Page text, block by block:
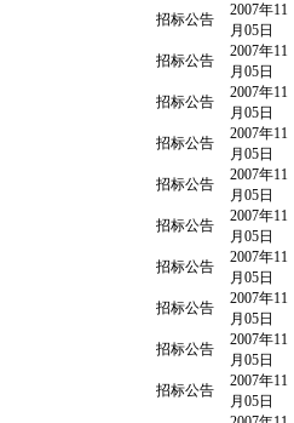
招标公告
2007年11
月05日
招标公告
2007年11
月05日
招标公告
2007年11
月05日
招标公告
2007年11
月05日
招标公告
2007年11
月05日
招标公告
2007年11
月05日
招标公告
2007年11
月05日
招标公告
2007年11
月05日
招标公告
2007年11
月05日
招标公告
2007年11
月05日